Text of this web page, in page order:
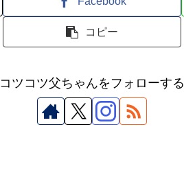
コピー
コツコツ父ちゃんをフォローする